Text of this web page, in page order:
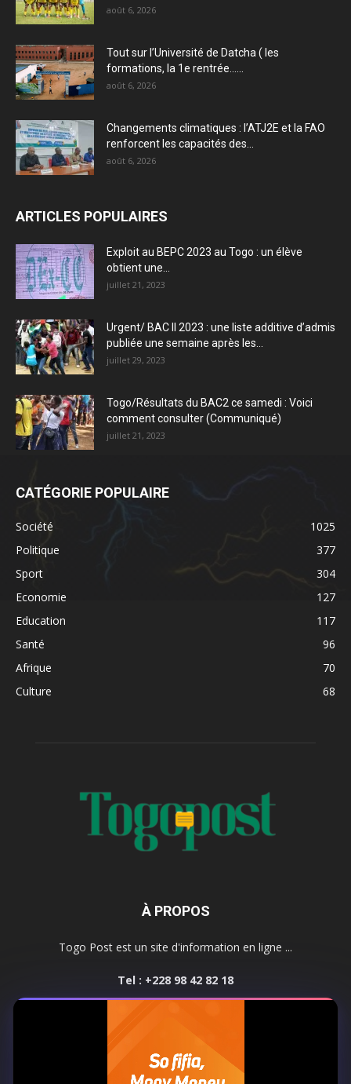
août 6, 2026
Tout sur l’Université de Datcha ( les
formations, la 1e rentrée…...
août 6, 2026
Changements climatiques : l’ATJ2E et la FAO
renforcent les capacités des...
août 6, 2026
ARTICLES POPULAIRES
Exploit au BEPC 2023 au Togo : un élève
obtient une...
juillet 21, 2023
Urgent/ BAC II 2023 : une liste additive d’admis
publiée une semaine après les...
juillet 29, 2023
Togo/Résultats du BAC2 ce samedi : Voici
comment consulter (Communiqué)
juillet 21, 2023
CATÉGORIE POPULAIRE
Société
1025
Politique
377
Sport
304
Economie
127
Education
117
Santé
96
Afrique
70
Culture
68
À PROPOS
Togo Post est un site d'information en ligne ...
Tel : +228 98 42 82 18
SUIVEZ NOUS